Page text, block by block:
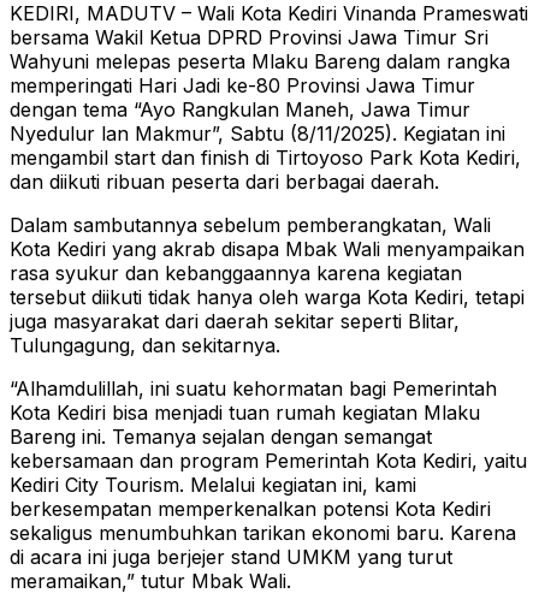
KEDIRI, MADUTV – Wali Kota Kediri Vinanda Prameswati
bersama Wakil Ketua DPRD Provinsi Jawa Timur Sri
Wahyuni melepas peserta Mlaku Bareng dalam rangka
memperingati Hari Jadi ke-80 Provinsi Jawa Timur
dengan tema “Ayo Rangkulan Maneh, Jawa Timur
Nyedulur lan Makmur”, Sabtu (8/11/2025). Kegiatan ini
mengambil start dan finish di Tirtoyoso Park Kota Kediri,
dan diikuti ribuan peserta dari berbagai daerah.
Dalam sambutannya sebelum pemberangkatan, Wali
Kota Kediri yang akrab disapa Mbak Wali menyampaikan
rasa syukur dan kebanggaannya karena kegiatan
tersebut diikuti tidak hanya oleh warga Kota Kediri, tetapi
juga masyarakat dari daerah sekitar seperti Blitar,
Tulungagung, dan sekitarnya.
“Alhamdulillah, ini suatu kehormatan bagi Pemerintah
Kota Kediri bisa menjadi tuan rumah kegiatan Mlaku
Bareng ini. Temanya sejalan dengan semangat
kebersamaan dan program Pemerintah Kota Kediri, yaitu
Kediri City Tourism. Melalui kegiatan ini, kami
berkesempatan memperkenalkan potensi Kota Kediri
sekaligus menumbuhkan tarikan ekonomi baru. Karena
di acara ini juga berjejer stand UMKM yang turut
meramaikan,” tutur Mbak Wali.